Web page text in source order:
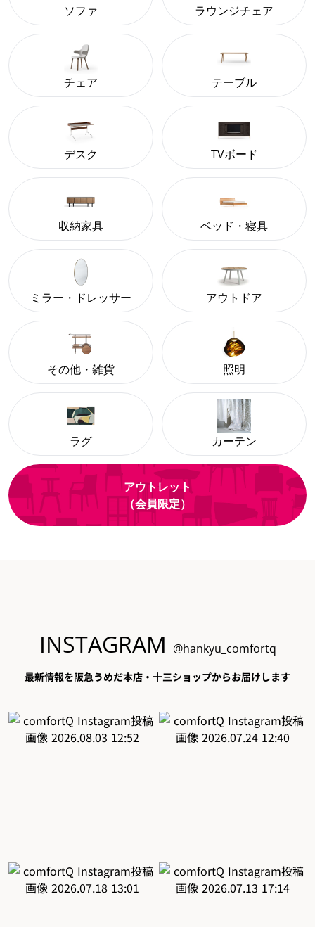
ソファ ラウンジチェア
チェア テーブル
デスク TVボード
収納家具 ベッド・寝具
ミラー・ドレッサー アウトドア
その他・雑貨 照明
ラグ カーテン
アウトレット
（会員限定）
INSTAGRAM @hankyu_comfortq
最新情報を阪急うめだ本店・十三ショップからお届けします